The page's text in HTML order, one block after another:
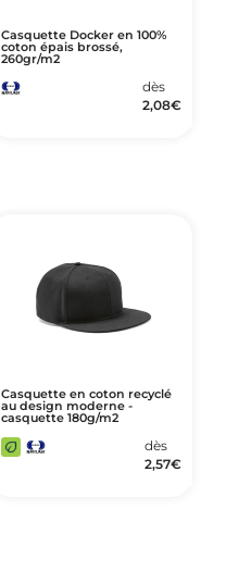
Casquette Docker en 100%
coton épais brossé,
260gr/m2
dès
2,08€
Casquette en coton recyclé
au design moderne -
casquette 180g/m2
dès
2,57€